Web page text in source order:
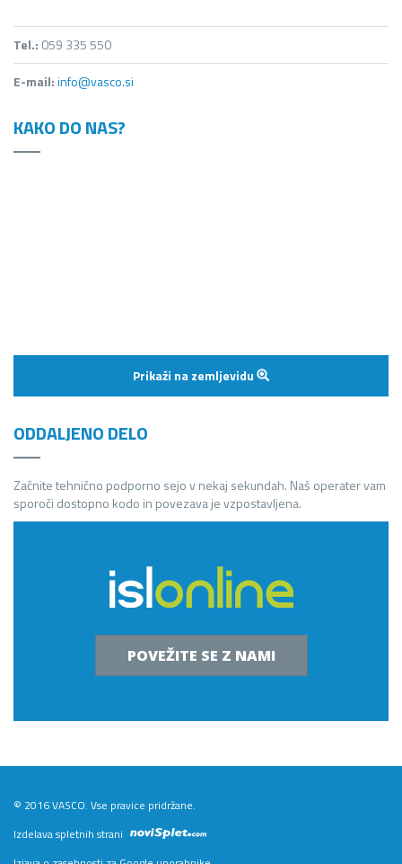
Tel.: 059 335 550
E-mail:info@vasco.si
KAKO DO NAS?
Prikaži na zemljevidu
ODDALJENO DELO
Začnite tehnično podporno sejo v nekaj sekundah. Naš operater vam
sporoči dostopno kodo in povezava je vzpostavljena.
POVEŽITE SE Z NAMI
© 2016 VASCO. Vse pravice pridržane.
Izdelava spletnih strani